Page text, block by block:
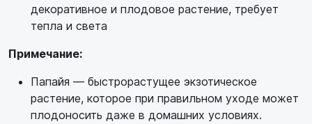
декоративное и плодовое растение, требует
тепла и света
Примечание:
Папайя — быстрорастущее экзотическое
растение, которое при правильном уходе может
плодоносить даже в домашних условиях.